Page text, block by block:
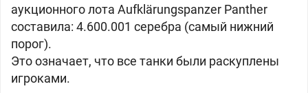
аукционного лота Aufklärungspanzer Panther
составила: 4.600.001 серебра (самый нижний
порог).
Это означает, что все танки были раскуплены
игроками.